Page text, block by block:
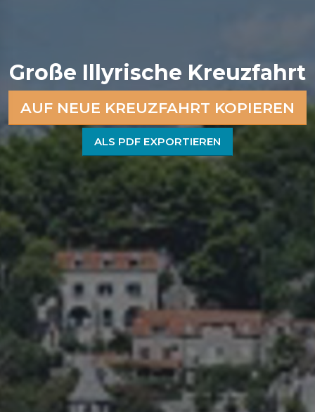
Große Illyrische Kreuzfahrt
AUF NEUE KREUZFAHRT KOPIEREN
ALS PDF EXPORTIEREN